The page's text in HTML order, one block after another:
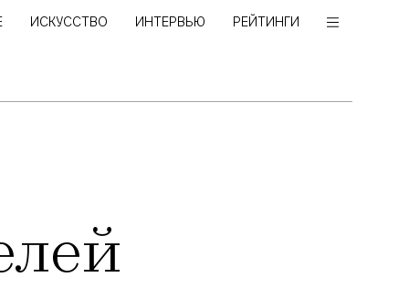
ИСКУССТВО ИНТЕРВЬЮ РЕЙТИНГИ